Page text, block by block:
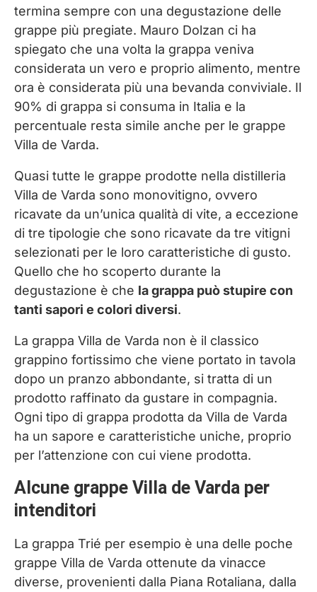
termina sempre con una degustazione delle
grappe più pregiate. Mauro Dolzan ci ha
spiegato che una volta la grappa veniva
considerata un vero e proprio alimento, mentre
ora è considerata più una bevanda conviviale. Il
90% di grappa si consuma in Italia e la
percentuale resta simile anche per le grappe
Villa de Varda.
Quasi tutte le grappe prodotte nella distilleria
Villa de Varda sono monovitigno, ovvero
ricavate da un’unica qualità di vite, a eccezione
di tre tipologie che sono ricavate da tre vitigni
selezionati per le loro caratteristiche di gusto.
Quello che ho scoperto durante la
degustazione è che la grappa può stupire con
tanti sapori e colori diversi.
La grappa Villa de Varda non è il classico
grappino fortissimo che viene portato in tavola
dopo un pranzo abbondante, si tratta di un
prodotto raffinato da gustare in compagnia.
Ogni tipo di grappa prodotta da Villa de Varda
ha un sapore e caratteristiche uniche, proprio
per l’attenzione con cui viene prodotta.
Alcune grappe Villa de Varda per
intenditori
La grappa Trié per esempio è una delle poche
grappe Villa de Varda ottenute da vinacce
diverse, provenienti dalla Piana Rotaliana, dalla